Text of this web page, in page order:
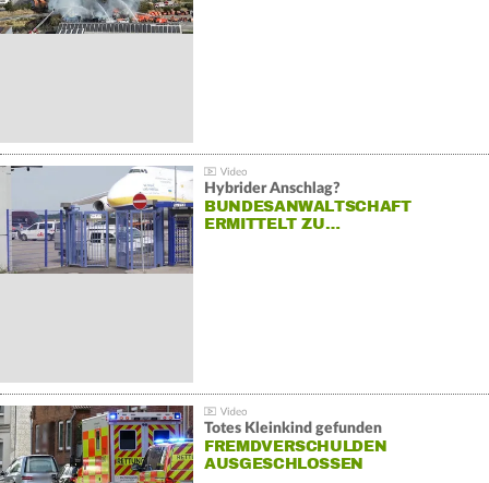
Hybrider Anschlag?
BUNDESANWALTSCHAFT
ERMITTELT ZU…
Totes Kleinkind gefunden
FREMDVERSCHULDEN
AUSGESCHLOSSEN